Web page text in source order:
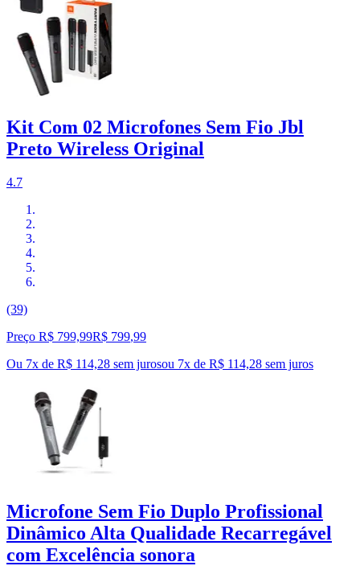
Kit Com 02 Microfones Sem Fio Jbl
Preto Wireless Original
4.7
(39)
Preço R$ 799,99R$ 799,99
Ou 7x de R$ 114,28 sem jurosou 7x de R$ 114,28 sem juros
Microfone Sem Fio Duplo Profissional
Dinâmico Alta Qualidade Recarregável
com Excelência sonora